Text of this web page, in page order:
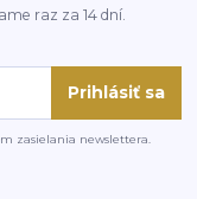
raz za 14 dní.
Prihlásiť sa
zasielania newslettera.